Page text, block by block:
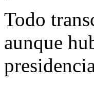
Todo
aunque